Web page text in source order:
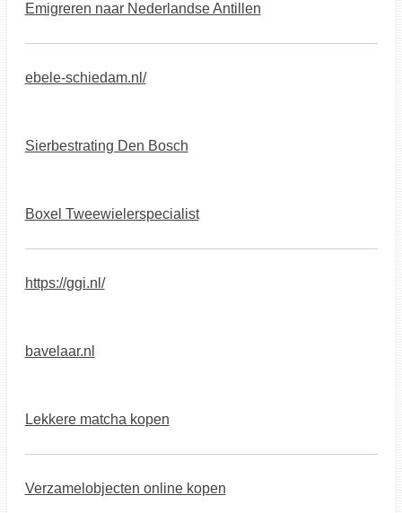
Emigreren naar Nederlandse Antillen
ebele-schiedam.nl/
Sierbestrating Den Bosch
Boxel Tweewielerspecialist
https://ggi.nl/
bavelaar.nl
Lekkere matcha kopen
Verzamelobjecten online kopen